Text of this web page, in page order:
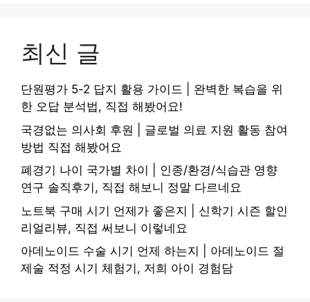
최신 글
단원평가 5-2 답지 활용 가이드 | 완벽한 복습을 위
한 오답 분석법, 직접 해봤어요!
국경없는 의사회 후원 | 글로벌 의료 지원 활동 참여
방법 직접 해봤어요
폐경기 나이 국가별 차이 | 인종/환경/식습관 영향
연구 솔직후기, 직접 해보니 정말 다르네요
노트북 구매 시기 언제가 좋은지 | 신학기 시즌 할인
리얼리뷰, 직접 써보니 이렇네요
아데노이드 수술 시기 언제 하는지 | 아데노이드 절
제술 적정 시기 체험기, 저희 아이 경험담